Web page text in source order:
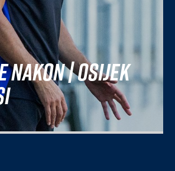
nakon | Osijek